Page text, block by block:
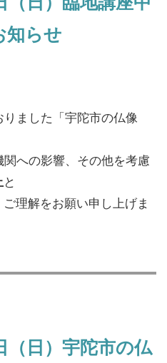
知らせ
ました「宇陀市の仏像
への影響、その他を考慮
と
理解をお願い申し上げま
（日）宇陀市の仏